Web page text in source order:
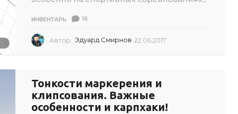
ИНВЕНТАРЬ 16
Автор: Эдуард Смирнов 22.06.2017
0
Тонкости маркерения и
клипсования. Важные
особенности и карпхаки!